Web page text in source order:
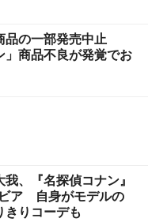
品の一部発売中止
」商品不良が発覚でお
、『名探偵コナン』
ア 自身がモデルの
きりコーデも